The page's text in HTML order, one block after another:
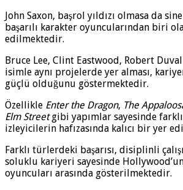
John Saxon, başrol yıldızı olmasa da
başarılı karakter oyuncularından biri
edilmektedir.
Bruce Lee, Clint Eastwood, Robert
isimle aynı projelerde yer alması,
güçlü olduğunu göstermektedir.
Özellikle Enter the Dragon, The
Elm Streetgibi yapımlar sayesinde
izleyicilerin hafızasında kalıcı bir yer
Farklı türlerdeki başarısı, disiplinli
soluklu kariyeri sayesinde
oyuncuları arasında gösterilmektedir.